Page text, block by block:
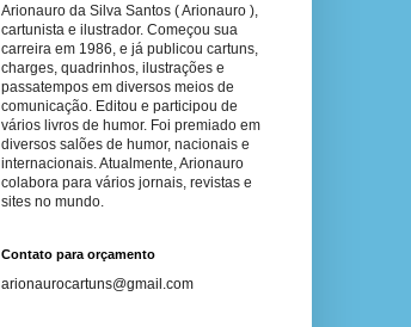
Arionauro da Silva Santos ( Arionauro ),
cartunista e ilustrador. Começou sua
carreira em 1986, e já publicou cartuns,
charges, quadrinhos, ilustrações e
passatempos em diversos meios de
comunicação. Editou e participou de
vários livros de humor. Foi premiado em
diversos salões de humor, nacionais e
internacionais. Atualmente, Arionauro
colabora para vários jornais, revistas e
sites no mundo.
Contato para orçamento
arionaurocartuns@gmail.com